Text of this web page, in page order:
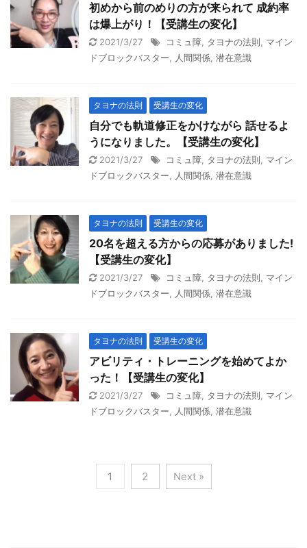
初めから前のめりの方が来られて 成約率
は爆上がり！【受講生の変化】
2021/3/27 コミュ障, タヨナの法則, マイン
ドブロックバスター, 人間関係, 潜在意識
タヨナの法則 受講生の変化
自分でも軌道修正をかけながら 話せるよ
うになりました。【受講生の変化】
2021/3/27 コミュ障, タヨナの法則, マイン
ドブロックバスター, 人間関係, 潜在意識
タヨナの法則 受講生の変化
20名を超える方からの応募がありました!
【受講生の変化】
2021/3/27 コミュ障, タヨナの法則, マイン
ドブロックバスター, 人間関係, 潜在意識
タヨナの法則 受講生の変化
アビリティ・トレーニングを始めてよか
った！【受講生の変化】
2021/3/27 コミュ障, タヨナの法則, マイン
ドブロックバスター, 人間関係, 潜在意識
1 2 Next »